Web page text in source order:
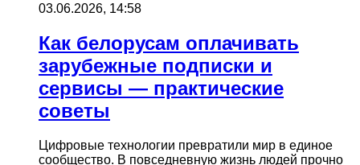
03.06.2026, 14:58
Как белорусам оплачивать
зарубежные подписки и
сервисы — практические
советы
Цифровые технологии превратили мир в единое
сообщество. В повседневную жизнь людей прочно